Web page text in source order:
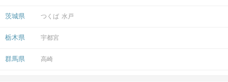
注意事項
茨城県 つくば 水戸
栃木県 宇都宮
群馬県 高崎